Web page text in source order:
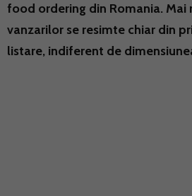
food ordering din Romania. Mai
vanzarilor se resimte chiar din
listare, indiferent de